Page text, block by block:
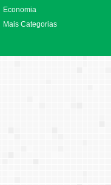
Economia
Mais Categorias